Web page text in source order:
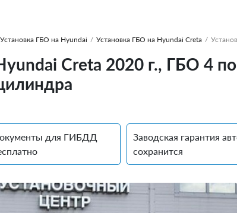
Установка ГБО на Hyundai / Установка ГБО на Hyundai Creta /
Creta 2020 г., ГБО 4
для ГИБДД
Заводская гарантия
сохранится